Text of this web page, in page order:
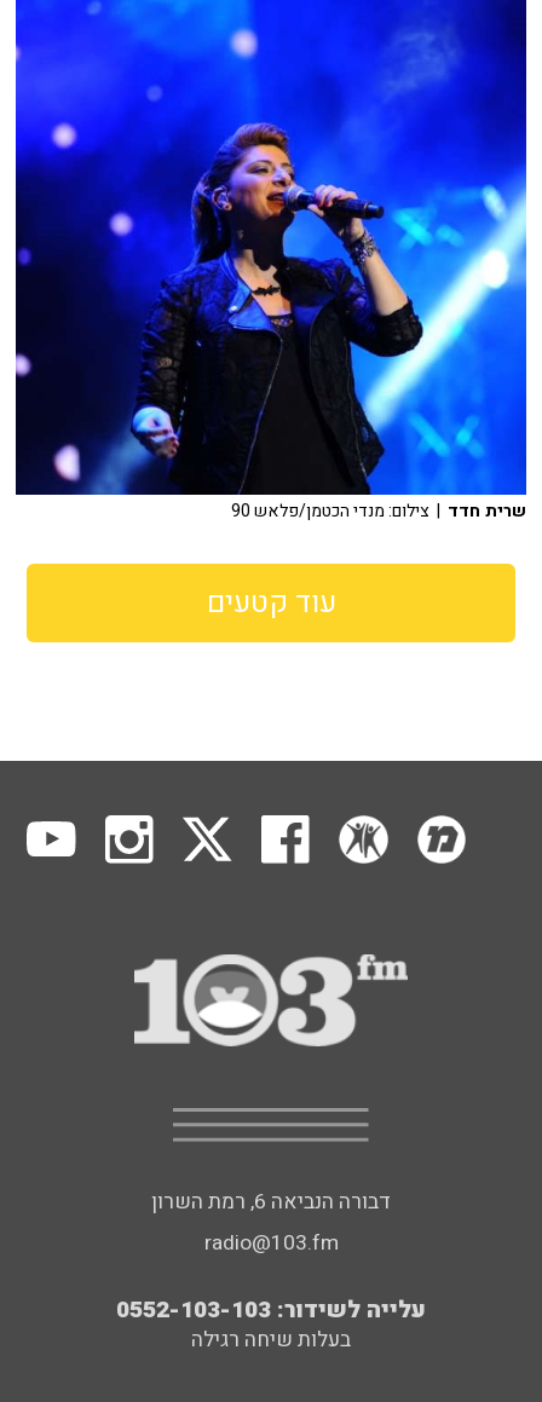
שרית חדד | צילום: מנדי הכטמן/פלאש 90
עוד קטעים
דבורה הנביאה 6, רמת השרון
radio@103.fm
עלייה לשידור: 0552-103-103
בעלות שיחה רגילה